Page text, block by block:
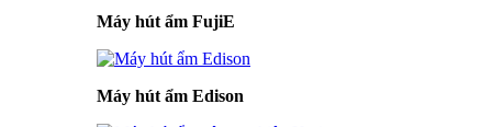
Máy hút ẩm FujiE
Máy hút ẩm Edison